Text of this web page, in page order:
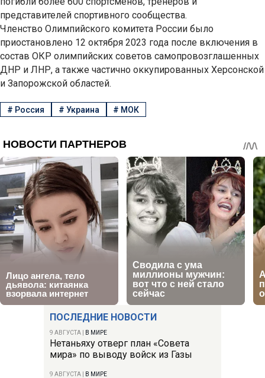
ПОСЛЕДНИЕ НОВОСТИ
9 АВГУСТА В МИРЕ
Нетаньяху отверг план «Совета
мира» по выводу войск из Газы
9 АВГУСТА В МИРЕ
представителей спортивного сообщества.
Членство Олимпийского комитета России было
приостановлено 12 октября 2023 года после включения в
состав ОКР олимпийских советов самопровозглашенных
ДНР и ЛНР, а также частично оккупированных Херсонской
и Запорожской областей.
# Россия # Украина # МОК